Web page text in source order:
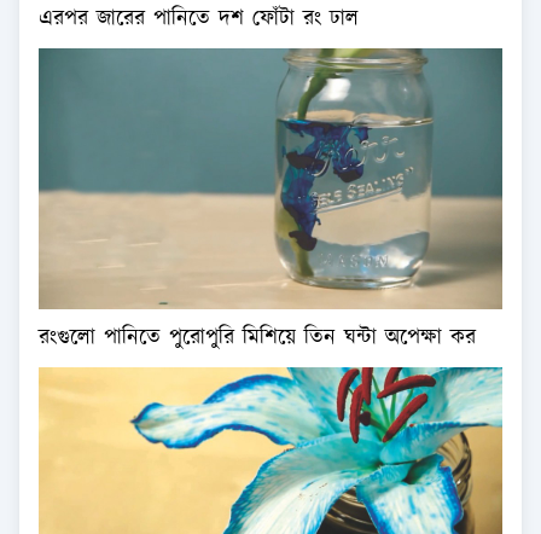
এরপর জারের পানিতে দশ ফোঁটা রং ঢাল
রংগুলো পানিতে পুরোপুরি মিশিয়ে তিন ঘন্টা অপেক্ষা কর